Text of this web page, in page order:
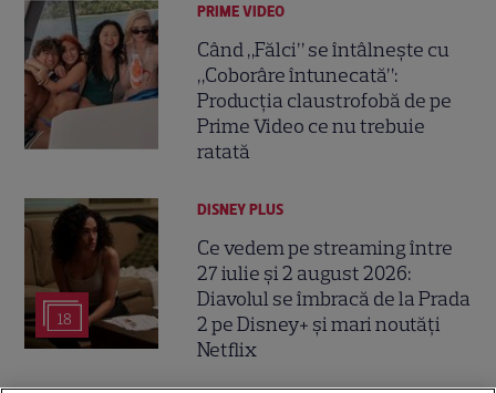
PRIME VIDEO
Când „Fălci” se întâlnește cu
„Coborâre întunecată”:
Producția claustrofobă de pe
Prime Video ce nu trebuie
ratată
18
DISNEY PLUS
Ce vedem pe streaming între
27 iulie și 2 august 2026:
Diavolul se îmbracă de la Prada
2 pe Disney+ și mari noutăți
Netflix